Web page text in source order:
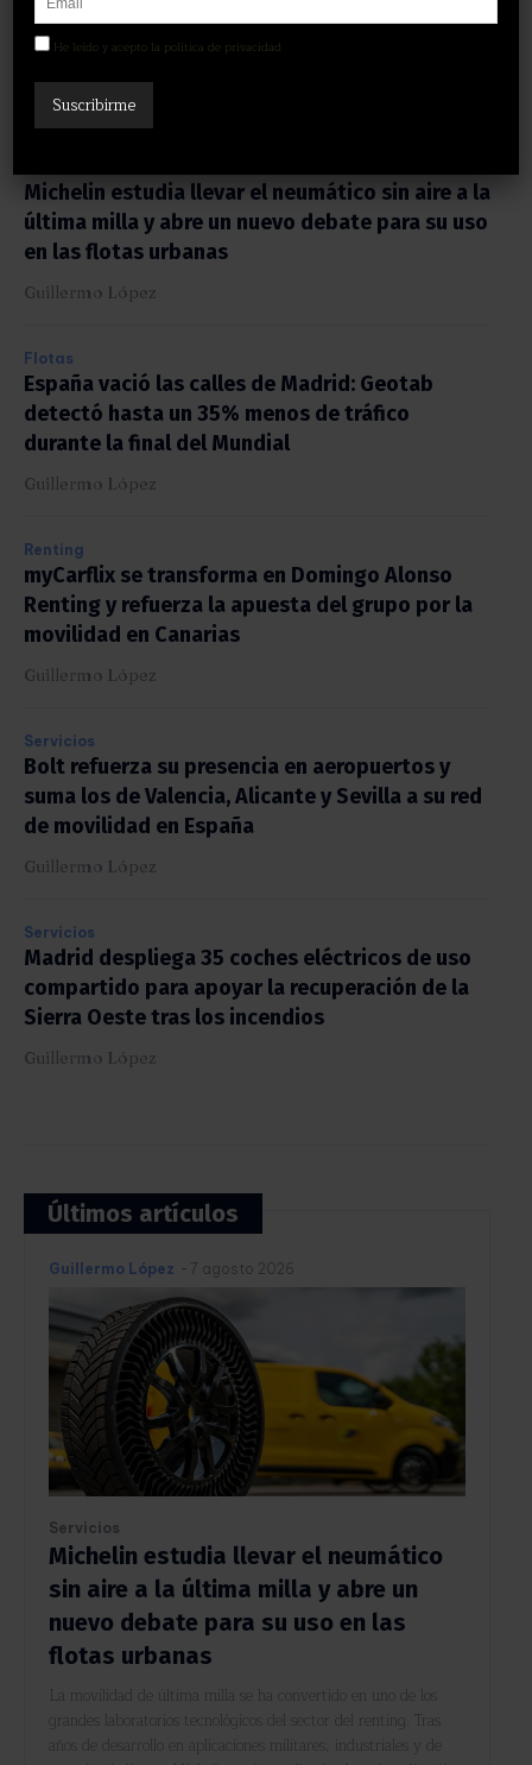
sector”
Michelin estudia llevar el neumático sin aire a la
última milla y abre un nuevo debate para su uso
en las flotas urbanas
Guillermo López
Flotas
España vació las calles de Madrid: Geotab
detectó hasta un 35% menos de tráfico
durante la final del Mundial
Guillermo López
Renting
myCarflix se transforma en Domingo Alonso
Renting y refuerza la apuesta del grupo por la
movilidad en Canarias
Guillermo López
Servicios
Bolt refuerza su presencia en aeropuertos y
suma los de Valencia, Alicante y Sevilla a su red
de movilidad en España
Guillermo López
Servicios
Madrid despliega 35 coches eléctricos de uso
compartido para apoyar la recuperación de la
Sierra Oeste tras los incendios
Guillermo López
Últimos artículos
Guillermo López - 7 agosto 2026
Servicios
Michelin estudia llevar el neumático
sin aire a la última milla y abre un
nuevo debate para su uso en las
flotas urbanas
La movilidad de última milla se ha convertido en uno de los
grandes laboratorios tecnológicos del sector del renting. Tras
años de desarrollo en aplicaciones militares, industriales y de
He leído y acepto la política de privacidad